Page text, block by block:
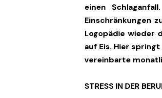
einen
Einschränkungen
Logopädie wieder
auf Eis. Hier
vereinbarte
STRESS IN DER